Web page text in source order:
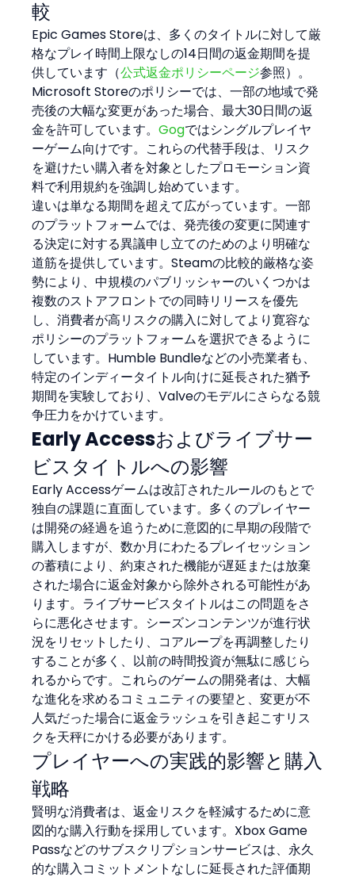
較
Epic Games Storeは、多くのタイトルに対して厳
格なプレイ時間上限なしの14日間の返金期間を提
供しています（公式返金ポリシーページ参照）。
Microsoft Storeのポリシーでは、一部の地域で発
売後の大幅な変更があった場合、最大30日間の返
金を許可しています。Gogではシングルプレイヤ
ーゲーム向けです。これらの代替手段は、リスク
を避けたい購入者を対象としたプロモーション資
料で利用規約を強調し始めています。
違いは単なる期間を超えて広がっています。一部
のプラットフォームでは、発売後の変更に関連す
る決定に対する異議申し立てのためのより明確な
道筋を提供しています。Steamの比較的厳格な姿
勢により、中規模のパブリッシャーのいくつかは
複数のストアフロントでの同時リリースを優先
し、消費者が高リスクの購入に対してより寛容な
ポリシーのプラットフォームを選択できるように
しています。Humble Bundleなどの小売業者も、
特定のインディータイトル向けに延長された猶予
期間を実験しており、Valveのモデルにさらなる競
争圧力をかけています。
Early Accessおよびライブサー
ビスタイトルへの影響
Early Accessゲームは改訂されたルールのもとで
独自の課題に直面しています。多くのプレイヤー
は開発の経過を追うために意図的に早期の段階で
購入しますが、数か月にわたるプレイセッション
の蓄積により、約束された機能が遅延または放棄
された場合に返金対象から除外される可能性があ
ります。ライブサービスタイトルはこの問題をさ
らに悪化させます。シーズンコンテンツが進行状
況をリセットしたり、コアループを再調整したり
することが多く、以前の時間投資が無駄に感じら
れるからです。これらのゲームの開発者は、大幅
な進化を求めるコミュニティの要望と、変更が不
人気だった場合に返金ラッシュを引き起こすリス
クを天秤にかける必要があります。
プレイヤーへの実践的影響と購入
戦略
賢明な消費者は、返金リスクを軽減するために意
図的な購入行動を採用しています。Xbox Game
Passなどのサブスクリプションサービスは、永久
的な購入コミットメントなしに延長された評価期